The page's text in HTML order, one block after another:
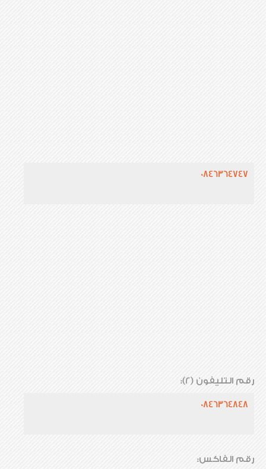
0846364747
رقم التليفون (2):
0846364848
رقم الفاكس: